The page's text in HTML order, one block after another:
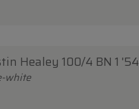
Healey 100/4 BN 1 '54
white